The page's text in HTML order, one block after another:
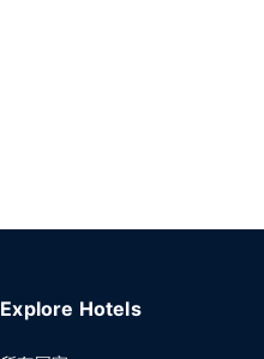
Explore Hotels